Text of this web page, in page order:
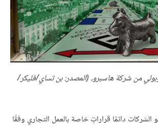
مونوبولي من شركة هاسبرو، (المصدر: بن تساي/فليكر/
الشركات دائمًا قراراتٍ خاصة بالعمل التجاري وفقًا